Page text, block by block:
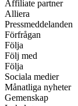
Affiliate partner
Alliera
Pressmeddelanden
Förfrågan
Följa
Följ med
Följa
Sociala medier
Månatliga nyheter
Gemenskap